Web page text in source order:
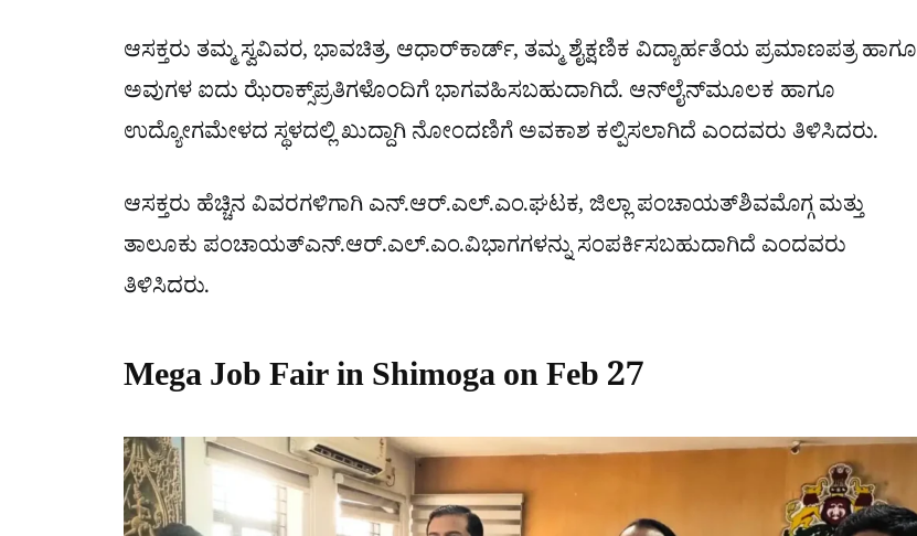
ಆಸಕ್ತರು ತಮ್ಮ ಸ್ವವಿವರ, ಭಾವಚಿತ್ರ, ಆಧಾರ್‌ಕಾರ್ಡ್‌, ತಮ್ಮ ಶೈಕ್ಷಣಿಕ ವಿದ್ಯಾರ್ಹತೆಯ ಪ್ರಮಾಣಪತ್ರ ಹಾಗೂ
ಅವುಗಳ ಐದು ಝೆರಾಕ್ಸ್‌ಪ್ರತಿಗಳೊಂದಿಗೆ ಭಾಗವಹಿಸಬಹುದಾಗಿದೆ. ಆನ್‌ಲೈನ್‌ಮೂಲಕ ಹಾಗೂ
ಉದ್ಯೋಗಮೇಳದ ಸ್ಥಳದಲ್ಲಿ ಖುದ್ದಾಗಿ ನೋಂದಣಿಗೆ ಅವಕಾಶ ಕಲ್ಪಿಸಲಾಗಿದೆ ಎಂದವರು ತಿಳಿಸಿದರು.
ಆಸಕ್ತರು ಹೆಚ್ಚಿನ ವಿವರಗಳಿಗಾಗಿ ಎನ್.‌ಆರ್.‌ಎಲ್.‌ಎಂ.ಘಟಕ, ಜಿಲ್ಲಾ ಪಂಚಾಯತ್‌ಶಿವಮೊಗ್ಗ ಮತ್ತು
ತಾಲೂಕು ಪಂಚಾಯತ್‌ಎನ್.‌ಆರ್.‌ಎಲ್.‌ಎಂ.ವಿಭಾಗಗಳನ್ನು ಸಂಪರ್ಕಿಸಬಹುದಾಗಿದೆ ಎಂದವರು
ತಿಳಿಸಿದರು.
Mega Job Fair in Shimoga on Feb 27